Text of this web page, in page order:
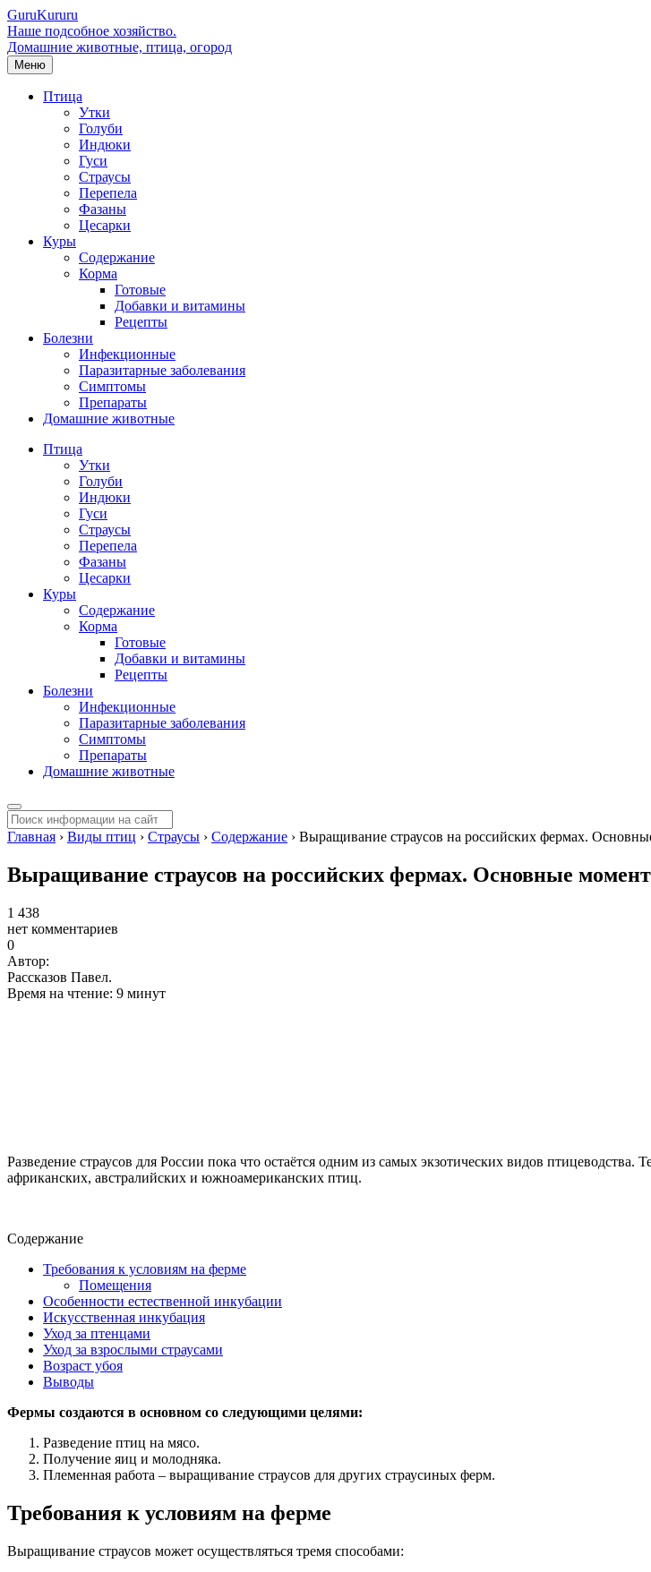
GuruKururu
Наше подсобное хозяйство.
Домашние животные, птица, огород
Меню
Птица
Утки
Голуби
Индюки
Гуси
Страусы
Перепела
Фазаны
Цесарки
Куры
Содержание
Корма
Готовые
Добавки и витамины
Рецепты
Болезни
Инфекционные
Паразитарные заболевания
Симптомы
Препараты
Домашние животные
Птица
Утки
Голуби
Индюки
Гуси
Страусы
Перепела
Фазаны
Цесарки
Куры
Содержание
Корма
Готовые
Добавки и витамины
Рецепты
Болезни
Инфекционные
Паразитарные заболевания
Симптомы
Препараты
Домашние животные
Главная › Виды птиц › Страусы › Содержание › Выращивание страусов на российских фермах.
Выращивание страусов на российских фермах. Основные
1 438
нет комментариев
0
Автор:
Рассказов Павел.
Время на чтение: 9 минут
Разведение страусов для России пока что остаётся одним из самых экзотических видов
африканских, австралийских и южноамериканских птиц.
Содержание
Требования к условиям на ферме
Помещения
Особенности естественной инкубации
Искусственная инкубация
Уход за птенцами
Уход за взрослыми страусами
Возраст убоя
Выводы
Фермы создаются в основном со следующими целями:
Разведение птиц на мясо.
Получение яиц и молодняка.
Племенная работа – выращивание страусов для других страусиных ферм.
Требования к условиям на ферме
Выращивание страусов может осуществляться тремя способами: